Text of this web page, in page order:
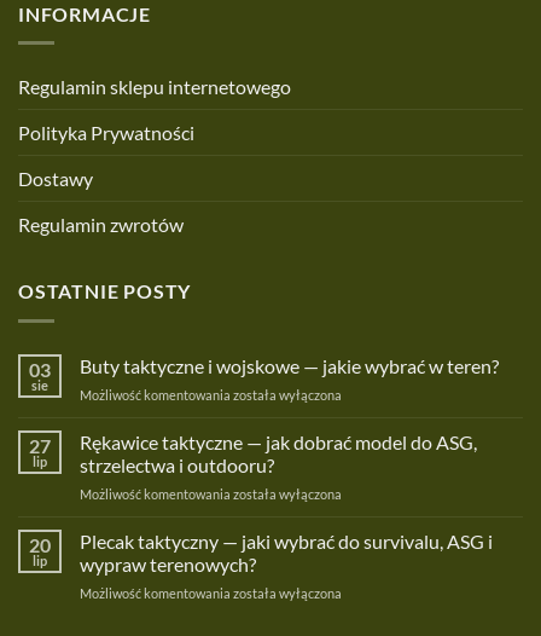
INFORMACJE
Regulamin sklepu internetowego
Polityka Prywatności
Dostawy
Regulamin zwrotów
OSTATNIE POSTY
03
sie
Buty taktyczne i wojskowe — jakie wybrać w teren?
Możliwość komentowania Buty
wojskowe
—
jakie
teren?
została wyłączona
27
lip
Rękawice taktyczne — jak dobrać model do ASG,
strzelectwa i outdooru?
Możliwość komentowania Rękawice
jak
dobrać
model
została wyłączona
20
lip
Plecak taktyczny — jaki wybrać do survivalu, ASG i
wypraw terenowych?
Możliwość komentowania Plecak
została wyłączona